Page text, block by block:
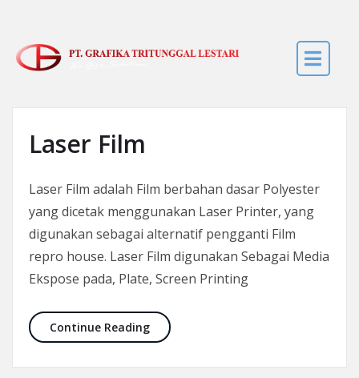
Laser Film
Laser Film adalah Film berbahan dasar Polyester
yang dicetak menggunakan Laser Printer, yang
digunakan sebagai alternatif pengganti Film
repro house. Laser Film digunakan Sebagai Media
Ekspose pada, Plate, Screen Printing
Continue ReadingLaser Film